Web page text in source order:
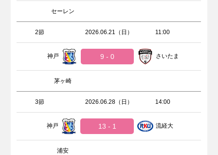
セーレン
2節 2026.06.21（日） 11:00
神戸 9 - 0 さいたま
茅ヶ崎
3節 2026.06.28（日） 14:00
神戸 13 - 1 流経大
浦安